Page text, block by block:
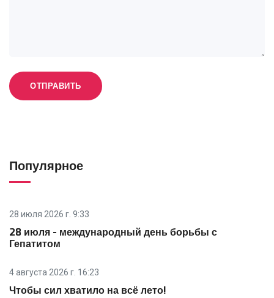
Популярное
28 июля 2026 г. 9:33
28 июля - международный день борьбы с
Гепатитом
4 августа 2026 г. 16:23
Чтобы сил хватило на всё лето!